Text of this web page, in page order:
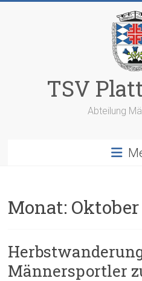
TSV
Abteilung
Monat: Oktober
Männersportler